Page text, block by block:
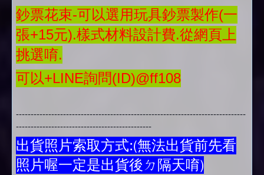
鈔票花束-可以選用玩具鈔票製作(一
張+15元).樣式材料設計費.從網頁上
挑選唷.
可以+LINE詢問(ID)@ff108
------------------------------------------------------------------------------
----------------------------------------------
出貨照片索取方式:(無法出貨前先看
照片喔一定是出貨後ㄉ隔天唷)